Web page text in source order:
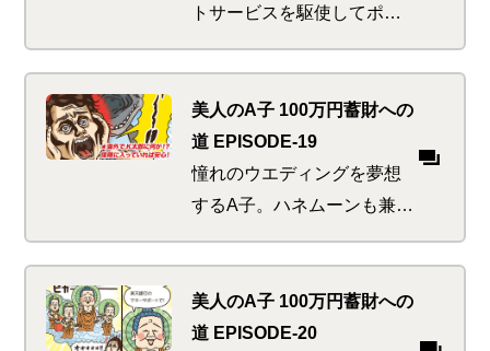
トサービスを駆使してポイ
ントを貯めまくるA子。そ
のポイントを使って蓄財し
なきゃもったいない！たる
んでいたのはマネ活感度か
お腹の肉か！？
美人のA子 100万円蓄財への
道 EPISODE-19
憧れのウエディングを夢想
するA子。ハネムーンも兼ね
ハワイ。ハワイといえば巨
大サメ。巨大サメといえば
はく製。はく製といえば迫
美人のA子 100万円蓄財への
道 EPISODE-20